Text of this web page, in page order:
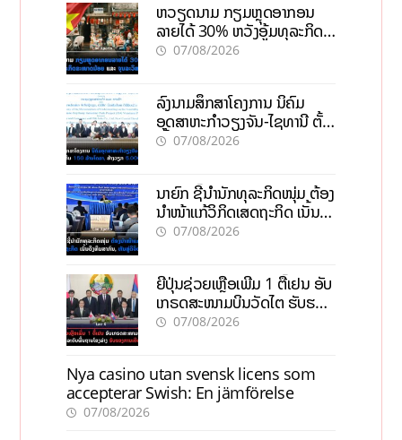
ຫວຽດນາມ ກຽມຫຼຸດອາກອນ
ລາຍໄດ້ 30% ຫວັງອູ້ມທຸລະກິດ
ຂະໜາດນ້ອຍ ແລະ ຈຸນລະ
07/08/2026
ລົງນາມສຶກສາໂຄງການ ນິຄົມ
ອຸດສາຫະກຳວຽງຈັນ-ໄຊທານີ ຕັ້ງ
ເປົ້າດຶງທຶນ 150 ລ້ານໂດລາ, ສ້າງ
07/08/2026
ນາຍົກ ຊີ້ນຳນັກທຸລະກິດໜຸ່ມ ຕ້ອງ
ນຳໜ້າແກ້ວິກິດເສດຖະກິດ ເນັ້ນດຶງ
ທຶນສາກົນ, ຫັນສູ່ດິຈິຕອນ
07/08/2026
ຍີ່ປຸ່ນຊ່ວຍເຫຼືອເພີ່ມ 1 ຕື້ເຢນ ອັບ
ເກຣດສະໜາມບິນວັດໄຕ ຮັບຮອງ
ການເຕີບໂຕ
07/08/2026
Nya casino utan svensk licens som
accepterar Swish: En jämförelse
07/08/2026